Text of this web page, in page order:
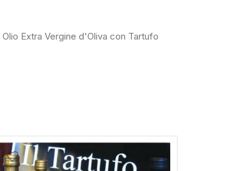
Olio Extra Vergine d'Oliva con Tartufo